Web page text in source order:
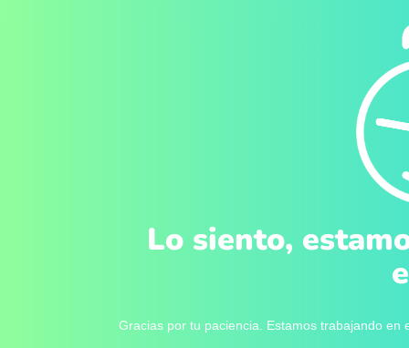
Lo siento,
Gracias por tu paciencia. Estamos trabajando en